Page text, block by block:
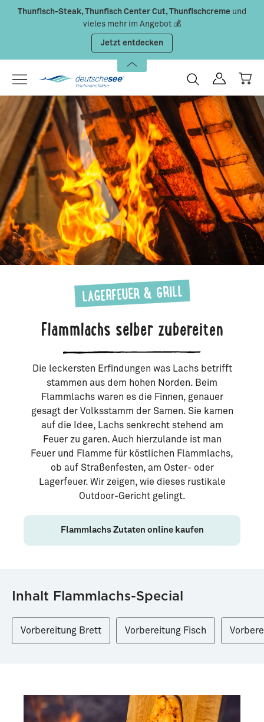
Zum Hauptinhalt springen
Thunfisch-Steak, Thunfisch Center Cut, Thunfischcreme und
vieles mehr im Angebot 💰
Jetzt entdecken
LAGERFEUER & GRILL
Flammlachs selber zubereiten
Die leckersten Erfindungen was Lachs betrifft
stammen aus dem hohen Norden. Beim
Flammlachs waren es die Finnen, genauer
gesagt der Volksstamm der Samen. Sie kamen
auf die Idee, Lachs senkrecht stehend am
Feuer zu garen. Auch hierzulande ist man
Feuer und Flamme für köstlichen Flammlachs,
ob auf Straßenfesten, am Oster- oder
Lagerfeuer. Wir zeigen, wie dieses rustikale
Outdoor-Gericht gelingt.
Flammlachs Zutaten online kaufen
Inhalt Flammlachs-Special
Vorbereitung Brett Vorbereitung Fisch